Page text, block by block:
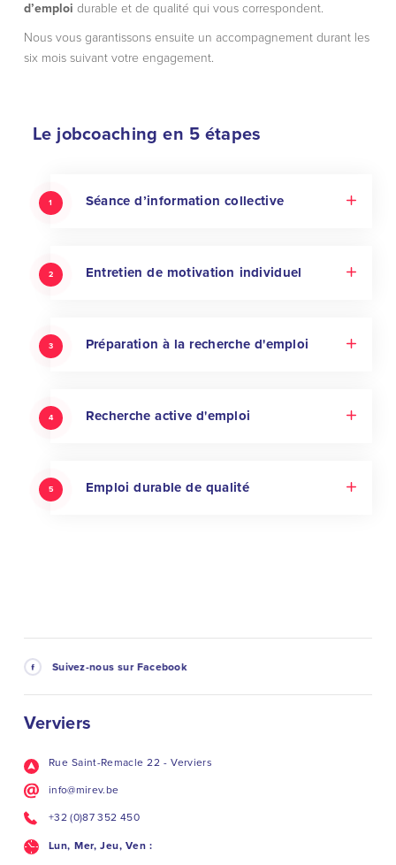
d’emploi durable et de qualité qui vous correspondent.
Nous vous garantissons ensuite un accompagnement durant les
six mois suivant votre engagement.
Le jobcoaching en 5 étapes
Séance d’information collective
1
Entretien de motivation individuel
2
Préparation à la recherche d'emploi
3
Recherche active d'emploi
4
Emploi durable de qualité
5
Suivez-nous sur Facebook
Verviers
Rue Saint-Remacle 22 - Verviers
info@mirev.be
+32 (0)87 352 450
Lun, Mer, Jeu, Ven :